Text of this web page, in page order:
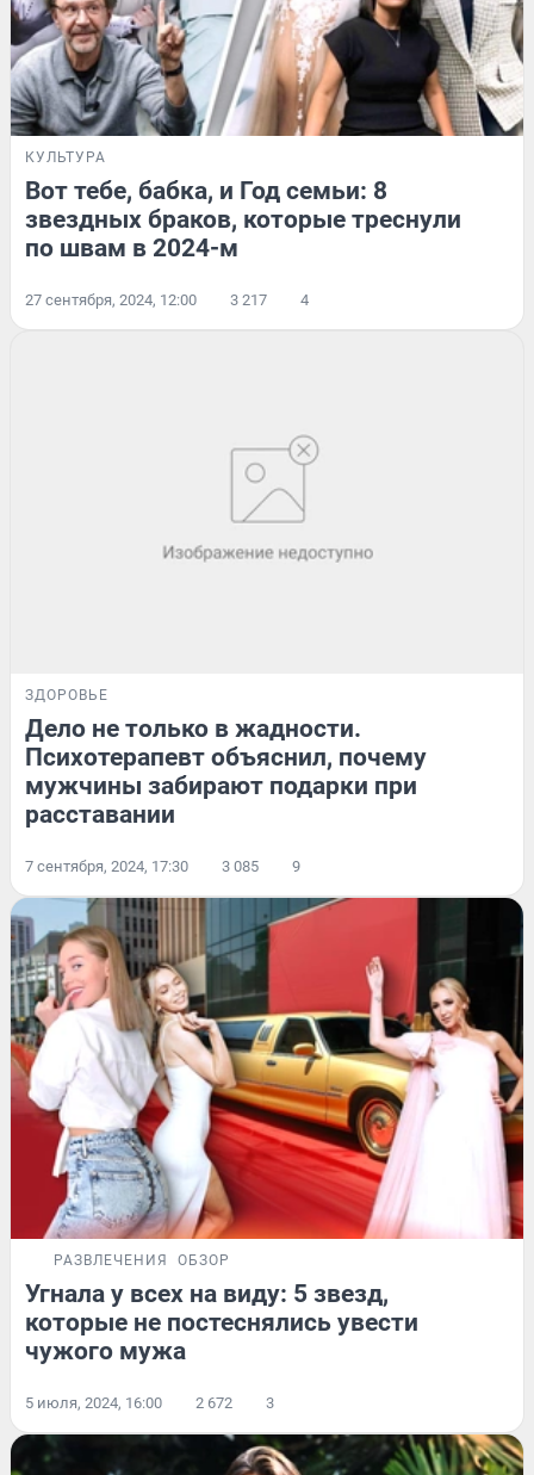
КУЛЬТУРА
Вот тебе, бабка, и Год семьи: 8
звездных браков, которые треснули
по швам в 2024-м
27 сентября, 2024, 12:00 3 217 4
ЗДОРОВЬЕ
Дело не только в жадности.
Психотерапевт объяснил, почему
мужчины забирают подарки при
расставании
7 сентября, 2024, 17:30 3 085 9
РАЗВЛЕЧЕНИЯ ОБЗОР
Угнала у всех на виду: 5 звезд,
которые не постеснялись увести
чужого мужа
5 июля, 2024, 16:00 2 672 3